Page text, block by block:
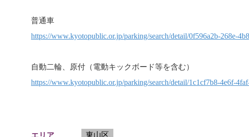
普通車
https://www.kyotopublic.or.jp/parking/search/detail/0f596a2b-268e-
自動二輪、原付（電動キックボード等を含む）
https://www.kyotopublic.or.jp/parking/search/detail/1c1cf7b8-4e6f-
エリア 東山区